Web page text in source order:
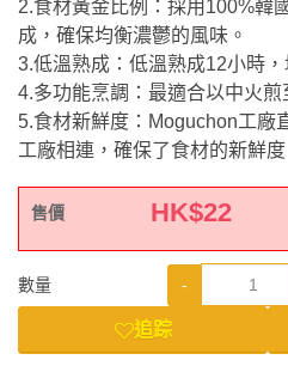
2.食材黃金比例：採用100%韓
成，確保均衡濃鬱的風味。
3.低溫熟成：低溫熟成12小時，
4.多功能烹調：最適合以中火煎
5.食材新鮮度：Moguchon工廠
工廠相連，確保了食材的新鮮度
售價 HK$22
數量 -
追踪